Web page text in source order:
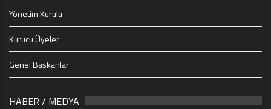
Yönetim Kurulu
Kurucu Üyeler
Genel Başkanlar
HABER / MEDYA